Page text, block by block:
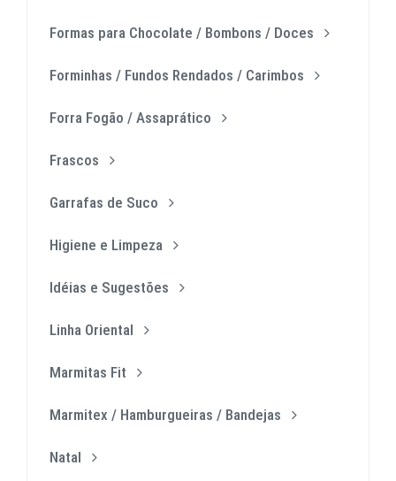
Formas para Chocolate / Bombons / Doces
Forminhas / Fundos Rendados / Carimbos
Forra Fogão / Assaprático
Frascos
Garrafas de Suco
Higiene e Limpeza
Idéias e Sugestões
Linha Oriental
Marmitas Fit
Marmitex / Hamburgueiras / Bandejas
Natal